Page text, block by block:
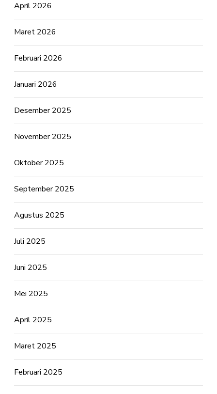
April 2026
Maret 2026
Februari 2026
Januari 2026
Desember 2025
November 2025
Oktober 2025
September 2025
Agustus 2025
Juli 2025
Juni 2025
Mei 2025
April 2025
Maret 2025
Februari 2025